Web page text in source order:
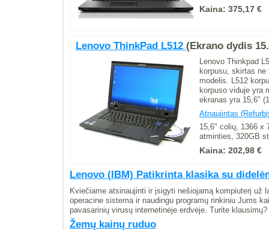
Kaina: 375,17 €
Lenovo ThinkPad L512 (Ekrano dydis
Lenovo Thinkpad
korpusu, skirtas
modelis. L512
korpuso viduje yra
ekranas yra 15,6"
Atnaujintas
15,6" colių, 1366 x
atminties, 320GB
Kaina: 202,98 €
Lenovo (IBM) Patikrinta klasika su
Kviečiame atsinaujinti ir įsigyti nešiojamą kompiuterį už
operacine sistema ir naudingu programų rinkiniu Jums
pavasarinių virusų internetinėje erdvėje. Turite klausimų?
Žemų kainų ruduo